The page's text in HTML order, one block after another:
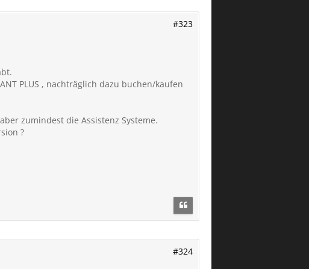
#323
PLUS , nachträglich dazu buchen/kaufen
zumindest die Assistenz Systeme.
?
#324